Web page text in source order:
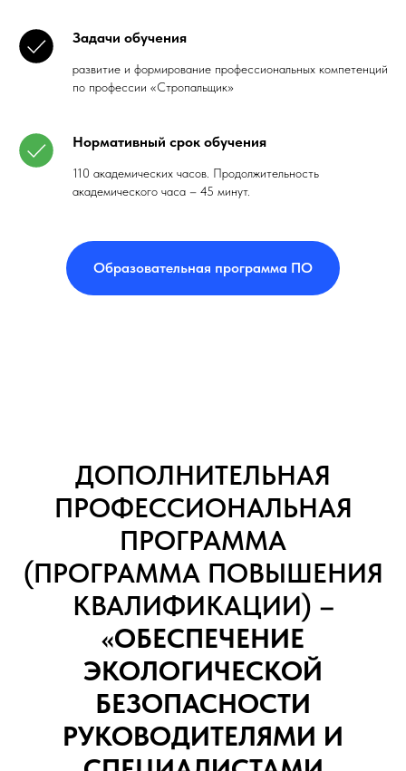
Задачи обучения
развитие и формирование профессиональных компетенций
по профессии «Стропальщик»
Нормативный срок обучения
110 академических часов. Продолжительность
академического часа – 45 минут.
Образовательная программа ПО
ДОПОЛНИТЕЛЬНАЯ
ПРОФЕССИОНАЛЬНАЯ
ПРОГРАММА
(ПРОГРАММА ПОВЫШЕНИЯ
КВАЛИФИКАЦИИ) –
«ОБЕСПЕЧЕНИЕ
ЭКОЛОГИЧЕСКОЙ
БЕЗОПАСНОСТИ
РУКОВОДИТЕЛЯМИ И